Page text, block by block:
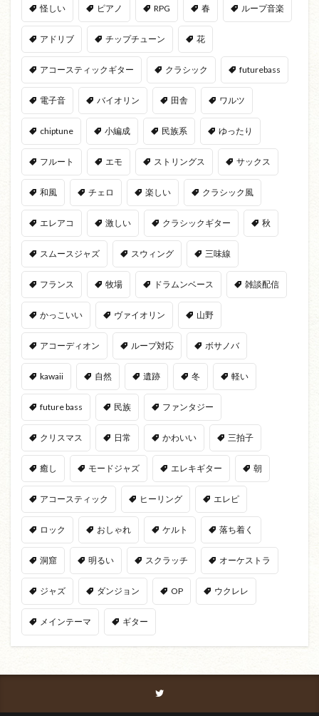
怪しい ピアノ RPG 春 ループ音楽
アドリブ チップチューン 花
アコースティックギター クラシック futurebass
電子音 バイオリン 田舎 ワルツ
chiptune 小編成 民族系 ゆったり
フルート エモ ストリングス サックス
和風 チェロ 楽しい クラシック風
エレアコ 激しい クラシックギター 秋
スムースジャズ スウィング 三味線
フランス 牧場 ドラムンベース 雑談配信
かっこいい ヴァイオリン 山野
アコーディオン ループ対応 ボサノバ
kawaii 自然 遺跡 冬 軽い
future bass 民族 ファンタジー
クリスマス 日常 かわいい 三拍子
癒し モードジャズ エレキギター 朝
アコースティック ヒーリング エレピ
ロック おしゃれ ケルト 落ち着く
洞窟 明るい スクラッチ オーケストラ
ジャズ ダンジョン OP ウクレレ
メインテーマ ギター